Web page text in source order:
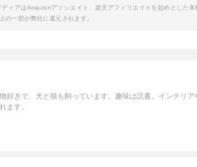
ィアはAmazonアソシエイト、楽天アフィリエイトを始めとした
の一部が弊社に還元されます。
好きで、犬と猫も飼っています。趣味は読書。インテリア
ます。